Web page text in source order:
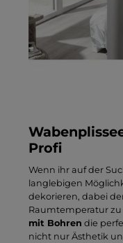
Profi
Wenn ihr auf der
langlebigen
dekorieren, dabei
Raumtemperatur zu
mit Bohren die
nicht nur Ästhetik